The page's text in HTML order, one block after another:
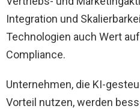
Integration und
Technologien auch Wert
Compliance.
Unternehmen, die KI-
Vorteil nutzen, werden